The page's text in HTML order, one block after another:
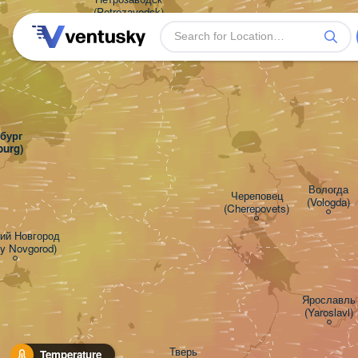
Temperature
Новгород
Novgorod)
(Petrozavodsk)
Ярославль
(Yaroslavl)
Череповец
(Cherepovets)
Тверь
Вологда
(Vologda)